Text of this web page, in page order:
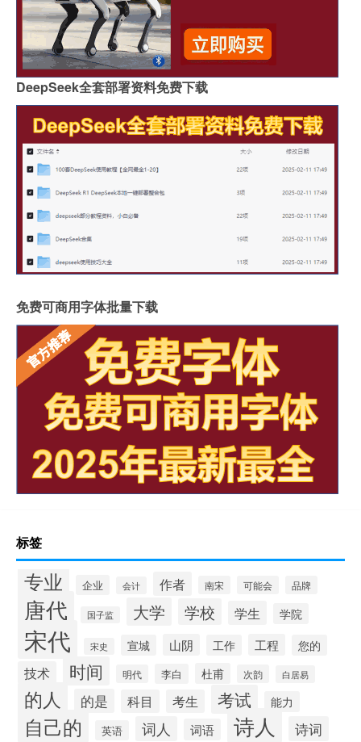
DeepSeek全套部署资料免费下载
免费可商用字体批量下载
标签
专业 企业 会计 作者 南宋 可能会 品牌
唐代 国子监 大学 学校 学生 学院
宋代 宋史 宣城 山阴 工作 工程 您的
技术 时间 明代 李白 杜甫 次韵 白居易
的人 的是 科目 考生 考试 能力
自己的 英语 词人 词语 诗人 诗词